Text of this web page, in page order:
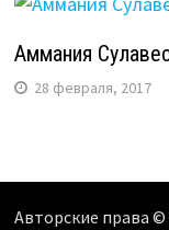
Аммания
28 февраля, 2017
Авторские права ©